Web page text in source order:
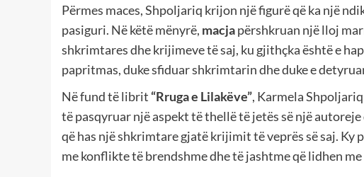
Përmes maces, Shpoljariq krijon një figurë që ka një
pasiguri. Në këtë mënyrë, macjapërshkruan një lloj
shkrimtares dhe krijimeve të saj, ku gjithçka është e
papritmas, duke sfiduar shkrimtarin dhe duke e
Në fund të librit “Rruga e Lilakëve”, Karmela
të pasqyruar një aspekt të thellë të jetës së një
që has një shkrimtare gjatë krijimit të veprës së saj. Ky
me konflikte të brendshme dhe të jashtme që lidhen